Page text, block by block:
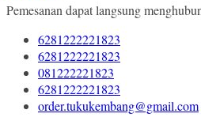
Pemesanan dapat langsung
6281222221823
6281222221823
081222221823
6281222221823
order.tukukembang@gmail.com